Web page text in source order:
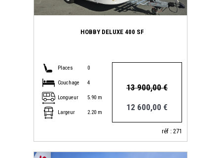
HOBBY DELUXE 400 SF
Places 0
Couchage 4
Longueur 5.90 m
Largeur 2.20 m
13 900,00 €
12 600,00 €
réf : 271